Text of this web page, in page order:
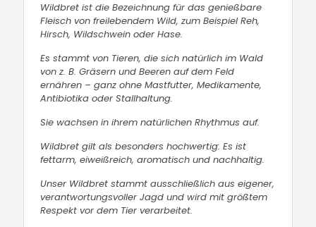
Wildbret ist die Bezeichnung für das genießbare
Fleisch von freilebendem Wild, zum Beispiel Reh,
Hirsch, Wildschwein oder Hase.
Es stammt von Tieren, die sich natürlich im Wald
von z. B. Gräsern und Beeren auf dem Feld
ernähren – ganz ohne Mastfutter, Medikamente,
Antibiotika oder Stallhaltung.
Sie wachsen in ihrem natürlichen Rhythmus auf.
Wildbret gilt als besonders hochwertig: Es ist
fettarm, eiweißreich, aromatisch und nachhaltig.
Unser Wildbret stammt ausschließlich aus eigener,
verantwortungsvoller Jagd und wird mit größtem
Respekt vor dem Tier verarbeitet.